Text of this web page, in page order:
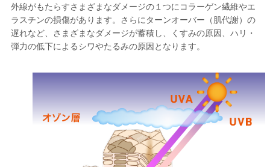
外線がもたらすさまざまなダメージの１つにコラーゲン繊維やエ
ラスチンの損傷があります。さらにターンオーバー（肌代謝）の
遅れなど、さまざまなダメージが蓄積し、くすみの原因、ハリ・
弾力の低下によるシワやたるみの原因となります。